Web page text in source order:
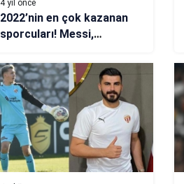
4 yıl önce
2022’nin en çok kazanan
sporcuları! Messi,